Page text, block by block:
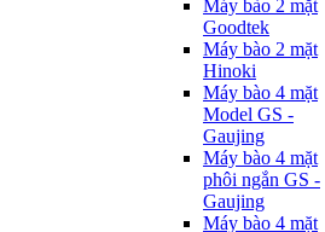
Máy bào 2 mặt
Goodtek
Máy bào 2 mặt
Hinoki
Máy bào 4 mặt
Model GS -
Gaujing
Máy bào 4 mặt
phôi ngắn GS -
Gaujing
Máy bào 4 mặt